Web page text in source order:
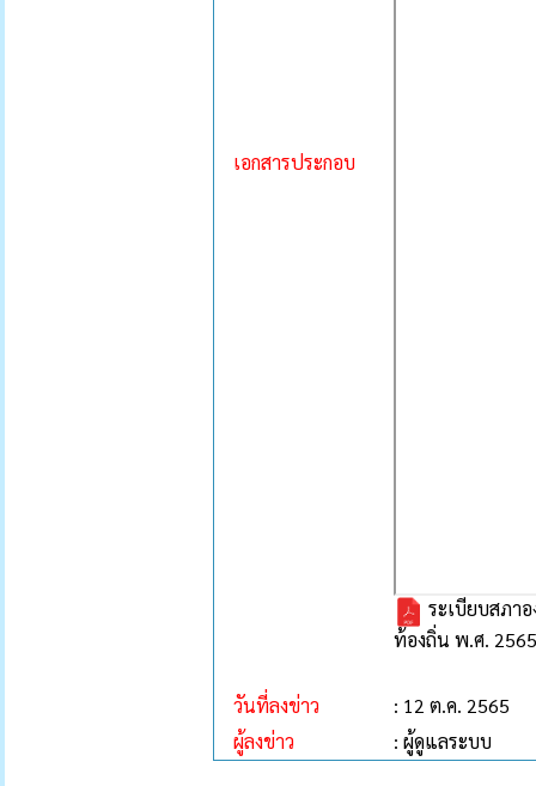
เอกสารประกอบ
ระเบียบสภา
ท้องถิ่น พ.ศ. 2565
วันที่ลงข่าว
: 12 ต.ค. 2565
ผู้ลงข่าว
: ผู้ดูแลระบบ